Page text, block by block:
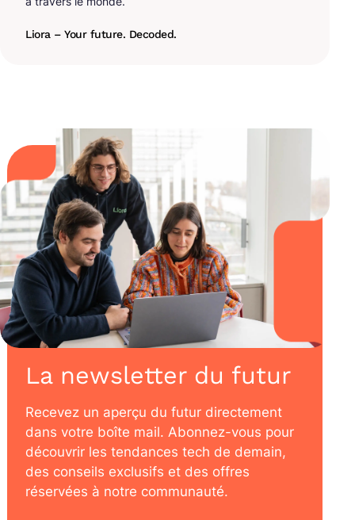
Liora – Your future. Decoded.
La newsletter du futur
Recevez un aperçu du futur directement
dans votre boîte mail. Abonnez-vous pour
découvrir les tendances tech de demain,
des conseils exclusifs et des offres
réservées à notre communauté.